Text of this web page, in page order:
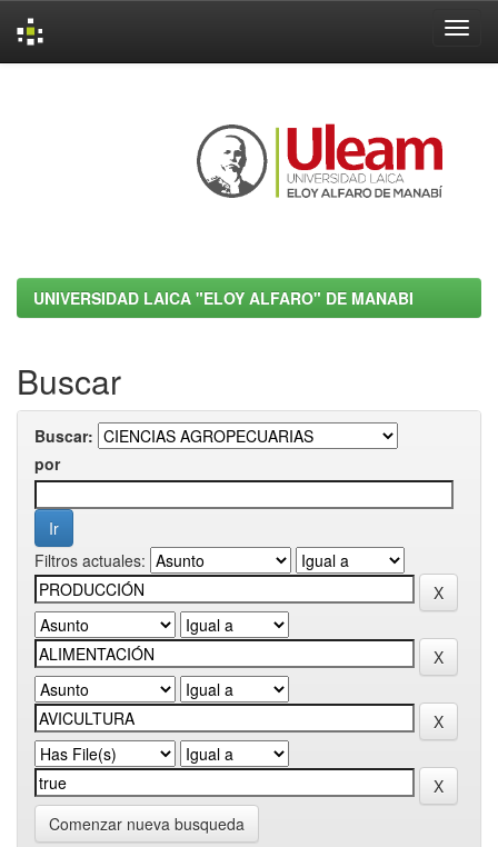
UNIVERSIDAD LAICA "ELOY ALFARO" DE MANABI
Buscar
Buscar:
por
Filtros actuales:
Comenzar nueva busqueda